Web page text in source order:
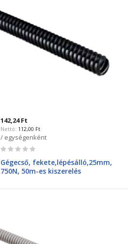
142,24 Ft
112,00 Ft
/ egységenként
Rating:
Gégecső, fekete,lépésálló,25mm,
750N, 50m-es kiszerelés